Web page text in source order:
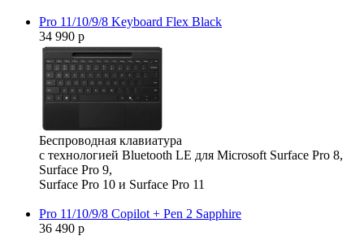
Pro 11/10/9/8 Keyboard Flex Black
34 990 р
Беспроводная клавиатура
с технологией Bluetooth LE для Microsoft Surface Pro 8,
Surface Pro 9,
Surface Pro 10 и Surface Pro 11
Pro 11/10/9/8 Copilot + Pen 2 Sapphire
36 490 р